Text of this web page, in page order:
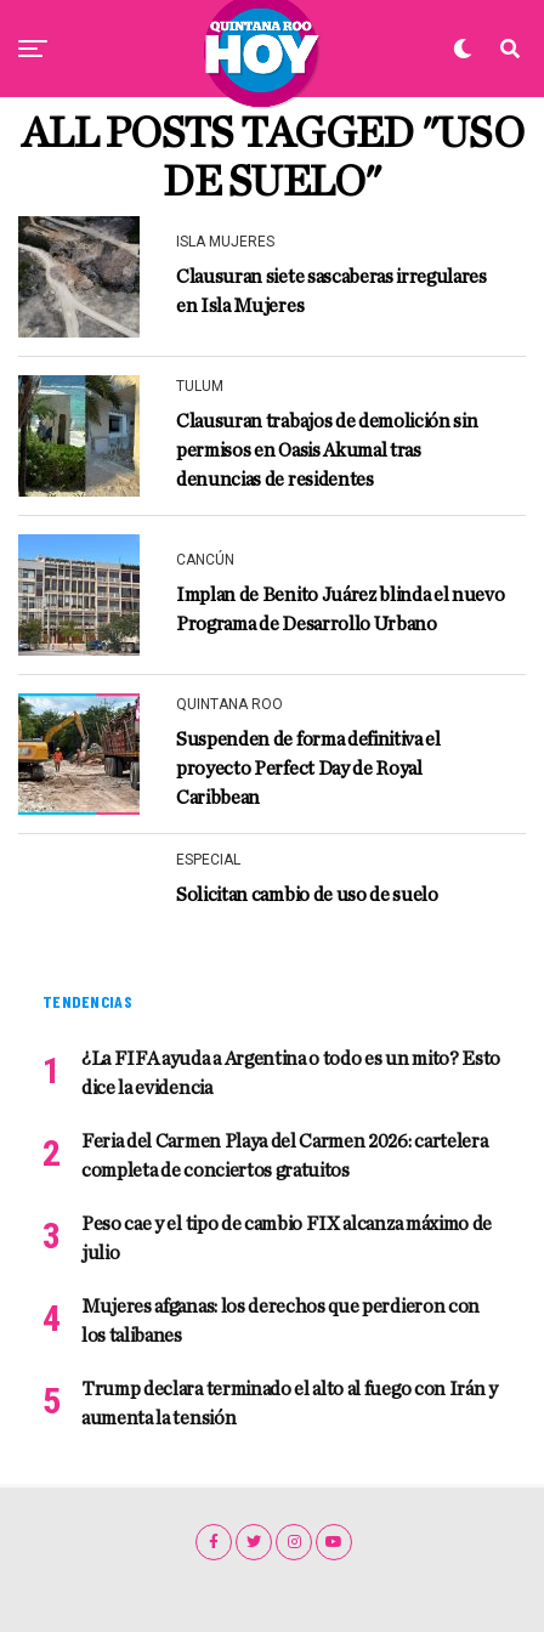
ALL POSTS TAGGED "USO
DE SUELO"
ISLA MUJERES
Clausuran siete sascaberas irregulares
en Isla Mujeres
TULUM
Clausuran trabajos de demolición sin
permisos en Oasis Akumal tras
denuncias de residentes
CANCÚN
Implan de Benito Juárez blinda el nuevo
Programa de Desarrollo Urbano
QUINTANA ROO
Suspenden de forma definitiva el
proyecto Perfect Day de Royal
Caribbean
ESPECIAL
Solicitan cambio de uso de suelo
TENDENCIAS
¿La FIFA ayuda a Argentina o todo es un mito? Esto
dice la evidencia
Feria del Carmen Playa del Carmen 2026: cartelera
completa de conciertos gratuitos
Peso cae y el tipo de cambio FIX alcanza máximo de
julio
Mujeres afganas: los derechos que perdieron con
los talibanes
Trump declara terminado el alto al fuego con Irán y
aumenta la tensión